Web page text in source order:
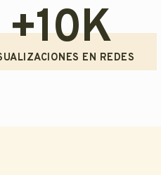
+10K
EN REDES